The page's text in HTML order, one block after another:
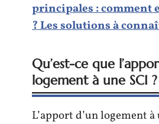
principales : comment
? Les solutions à
Qu’est-ce que
logement à une SCI ?
L’apport d’un logement à